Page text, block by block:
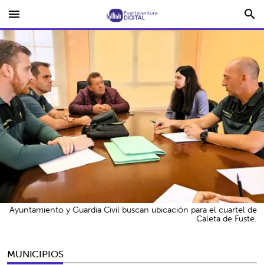
menu search
MUNICIPIOS
Ayuntamiento y Guardia Civil buscan ubicación para el cuartel de
Caleta de Fuste.